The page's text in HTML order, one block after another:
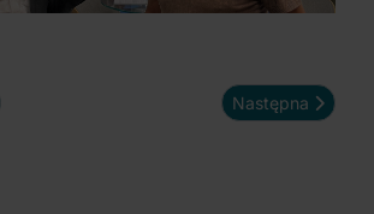
Nowe zęby w 1 dzień . Historia uśmiechu
Następna strona:
Następna